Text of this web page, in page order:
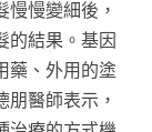
慢變細後，
的結果。基因
藥、外用的塗
醫師表示，